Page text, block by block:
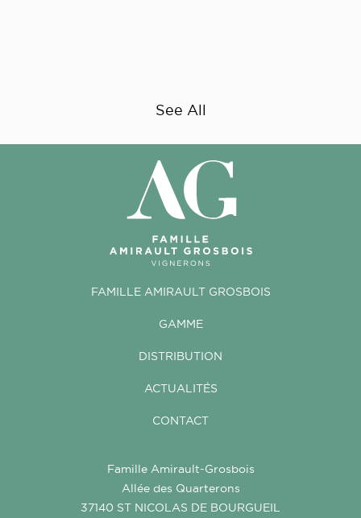
See All
FAMILLE AMIRAULT GROSBOIS
GAMME
DISTRIBUTION
ACTUALITÉS
CONTACT
Famille Amirault-Grosbois
Allée des Quarterons
37140 ST NICOLAS DE BOURGUEIL